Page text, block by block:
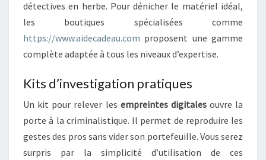
O
N
N
É
S
E
C
I
E
N
détectives en herbe. Pour dénicher le matériel idéal,
les boutiques spécialisées comme
https://www.aidecadeau.com proposent une gamme
complète adaptée à tous les niveaux d’expertise.
Kits d’investigation pratiques
Un kit pour relever les empreintes digitalesouvre la
porte à la criminalistique. Il permet de reproduire les
gestes des pros sans vider son portefeuille. Vous serez
surpris par la simplicité d’utilisation de ces